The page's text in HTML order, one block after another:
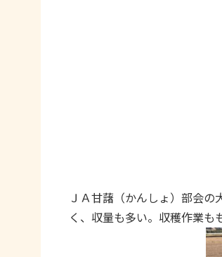
ＪＡ甘藷（かんしょ）部会
く、収量も多い。収穫作業も